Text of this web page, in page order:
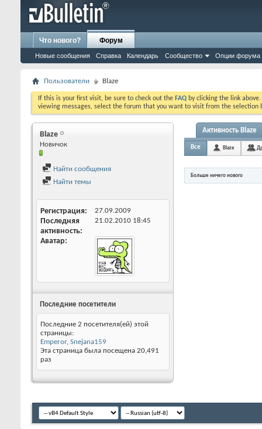
Что нового? Форум
Новые сообщения Справка Календарь Сообщество Опции форума
Пользователи Blaze
If this is your first visit, be sure to check out the FAQ by clicking the link
viewing messages, select the forum that you want to visit from the selection
Blaze
Новичок
Найти сообщения
Найти темы
Регистрация 27.09.2009
Последняя
активность
21.02.2010 18:45
Аватар
Последние посетители
Последние 2 посетителя(ей) этой
страницы:
Emperor, Snejana159
Эта страница была посещена 20,491
раз
Активность Blaze
Все Blaze
Больше ничего нового